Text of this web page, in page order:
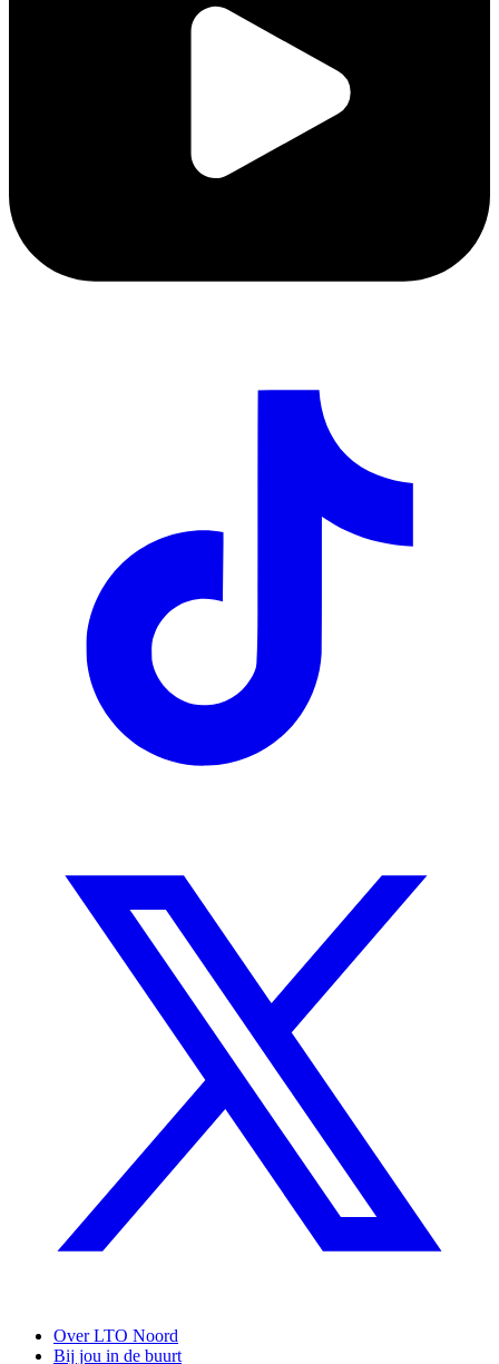
Over LTO Noord
Bij jou in de buurt